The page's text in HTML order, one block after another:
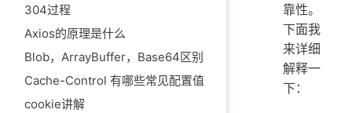
304过程
Axios的原理是什么
Blob，ArrayBuffer，Base64区别
Cache-Control 有哪些常见配置值
cookie讲解
靠性。
下面我
来详细
解释一
下：